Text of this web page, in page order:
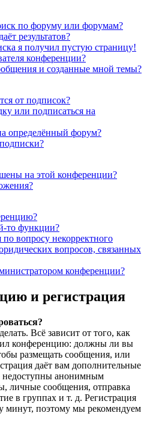
по форуму или форумам?
результатов?
я получил пустую страницу!
конференции?
и созданные мной темы?
от подписок?
или подписаться на
определённый форум?
на этой конференции?
то функции?
вопросу некорректного
вопросов, связанных
конференции?
и регистрация
Всё зависит от того, как
конференцию: должны ли вы
размещать сообщения, или
даёт вам дополнительные
недоступны анонимным
личные сообщения, отправка
в группах и т. д. Регистрация
минут, поэтому мы рекомендуем